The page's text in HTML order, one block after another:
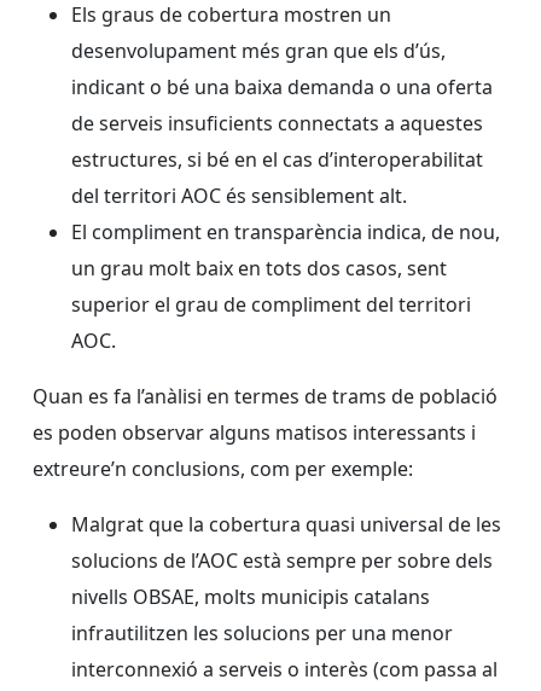
Els graus de cobertura mostren un
desenvolupament més gran que els d’ús,
indicant o bé una baixa demanda o una oferta
de serveis insuficients connectats a aquestes
estructures, si bé en el cas d’interoperabilitat
del territori AOC és sensiblement alt.
El compliment en transparència indica, de nou,
un grau molt baix en tots dos casos, sent
superior el grau de compliment del territori
AOC.
Quan es fa l’anàlisi en termes de trams de població
es poden observar alguns matisos interessants i
extreure’n conclusions, com per exemple:
Malgrat que la cobertura quasi universal de les
solucions de l’AOC està sempre per sobre dels
nivells OBSAE, molts municipis catalans
infrautilitzen les solucions per una menor
interconnexió a serveis o interès (com passa al